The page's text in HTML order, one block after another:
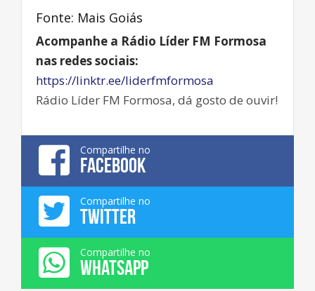
Fonte: Mais Goiás
Acompanhe a Rádio Líder FM Formosa
nas redes sociais:
https://linktr.ee/liderfmformosa
Rádio Líder FM Formosa, dá gosto de ouvir!
Compartilhe no
FACEBOOK
Compartilhe no
TWITTER
Compartilhe no
WHATSAPP